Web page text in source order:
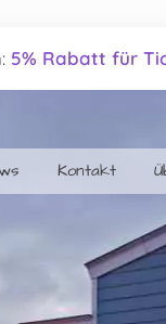
Deal +
Kontakt